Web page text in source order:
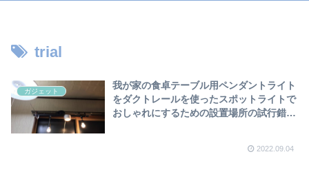
trial
ガジェット
我が家の食卓テーブル用ペンダントライト
をダクトレールを使ったスポットライトで
おしゃれにするための設置場所の試行錯誤
2022.09.04